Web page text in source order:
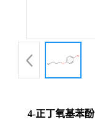
4-正丁氧基苯酚